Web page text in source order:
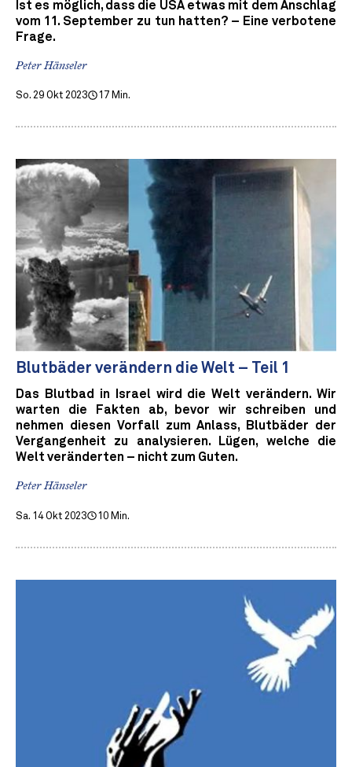
Ist es möglich, dass die USA etwas mit dem Anschlag
vom 11. September zu tun hatten? – Eine verbotene
Frage.
Peter Hänseler
So. 29 Okt 2023 17 Min.
Blutbäder verändern die Welt – Teil 1
Das Blutbad in Israel wird die Welt verändern. Wir
warten die Fakten ab, bevor wir schreiben und
nehmen diesen Vorfall zum Anlass, Blutbäder der
Vergangenheit zu analysieren. Lügen, welche die
Welt veränderten – nicht zum Guten.
Peter Hänseler
Sa. 14 Okt 2023 10 Min.